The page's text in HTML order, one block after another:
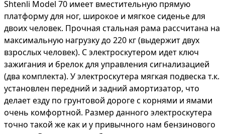
Shtenli Model 70 имеет вместительную прямую
платформу для ног, широкое и мягкое сиденье для
двоих человек. Прочная стальная рама рассчитана на
максимальную нагрузку до 220 кг (выдержит двух
взрослых человек). С электроскутером идет ключ
зажигания и брелок для управления сигнализацией
(два комплекта). У электроскутера мягкая подвеска т.к.
установлен передний и задний амортизатор, что
делает езду по грунтовой дороге с корнями и ямами
очень комфортной. Размер данного электроскутера
точно такой же как и у привычного нам бензинового